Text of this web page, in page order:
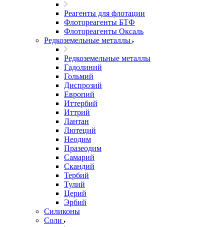
Реагенты для флотации
Флотореагенты БТФ
Флотореагенты Оксаль
Редкоземельные металлы
Редкоземельные металлы
Гадолиний
Гольмий
Диспрозий
Европий
Иттербий
Иттрий
Лантан
Лютеций
Неодим
Празеодим
Самарий
Скандий
Тербий
Тулий
Церий
Эрбий
Силиконы
Соли